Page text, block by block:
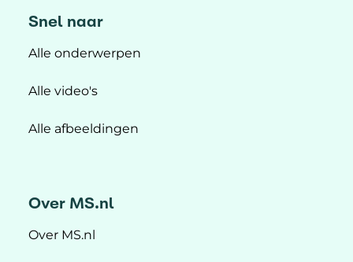
Snel naar
Alle onderwerpen
Alle video's
Alle afbeeldingen
Over MS.nl
Over MS.nl